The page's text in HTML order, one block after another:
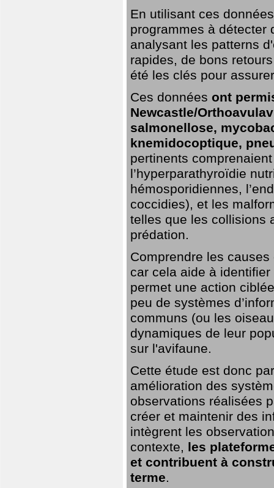
En utilisant ces
programmes à détecter
analysant les patterns
rapides, de bons
été les clés pour
Ces données ont
Newcastle/
salmonellose,
knemidocoptique,
pertinents
l’hyperparathyroïdie
hémosporidiennes,
coccidies), et les
telles que les collisions
prédation.
Comprendre les
car cela aide à
permet une action
peu de systèmes
communs (ou les
dynamiques de leur
sur l'avifaune.
Cette étude est donc
amélioration des
observations réalisées
créer et maintenir des
intègrent les
contexte, les
et contribuent à
terme.